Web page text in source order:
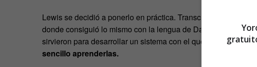
Lewis se decidió a ponerlo en práctica. Transcurridos seis
donde consiguió lo mismo con la lengua de Dante. Sus
sirvieron para desarrollar un sistema con el que
hackearlas
sencillo aprenderlas.